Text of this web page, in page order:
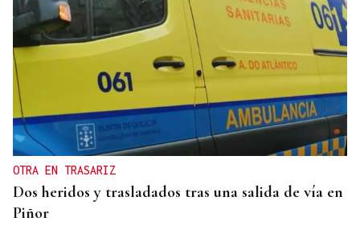
OTRA EN TRASARIZ
Dos heridos y trasladados tras una salida de vía en
Piñor